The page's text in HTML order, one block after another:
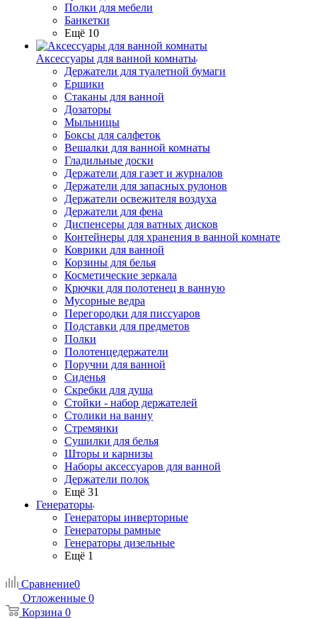
Полки для мебели
Банкетки
Ещё 10
Аксессуары для ванной комнаты
Держатели для туалетной бумаги
Ершики
Стаканы для ванной
Дозаторы
Мыльницы
Боксы для салфеток
Вешалки для ванной комнаты
Гладильные доски
Держатели для газет и журналов
Держатели для запасных рулонов
Держатели освежителя воздуха
Держатели для фена
Диспенсеры для ватных дисков
Контейнеры для хранения в ванной комнате
Коврики для ванной
Корзины для белья
Косметические зеркала
Крючки для полотенец в ванную
Мусорные ведра
Перегородки для писсуаров
Подставки для предметов
Полки
Полотенцедержатели
Поручни для ванной
Сиденья
Скребки для душа
Стойки - набор держателей
Столики на ванну
Стремянки
Сушилки для белья
Шторы и карнизы
Наборы аксессуаров для ванной
Держатели полок
Ещё 31
Генераторы
Генераторы инверторные
Генераторы рамные
Генераторы дизельные
Ещё 1
Сравнение0
Отложенные 0
Корзина 0